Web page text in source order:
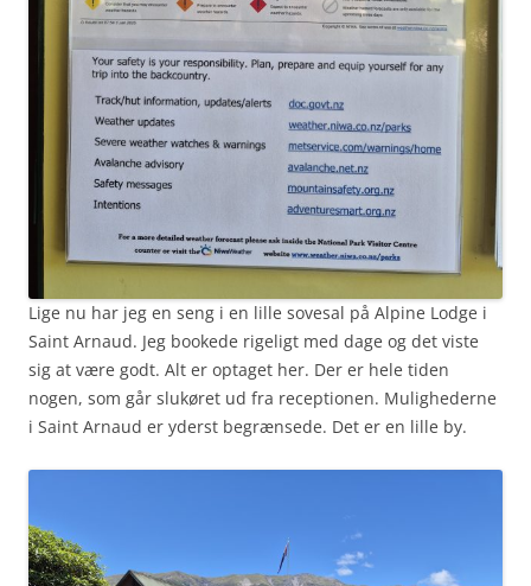
Lige nu har jeg en seng i en lille sovesal på Alpine Lodge i
Saint Arnaud. Jeg bookede rigeligt med dage og det viste
sig at være godt. Alt er optaget her. Der er hele tiden
nogen, som går slukøret ud fra receptionen. Mulighederne
i Saint Arnaud er yderst begrænsede. Det er en lille by.